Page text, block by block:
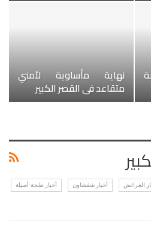
نهاية مأساوية لأمني
متقاعد في القصر الكبير
العرائش أخبار شفشاون أخبار طنجة-أصيلة